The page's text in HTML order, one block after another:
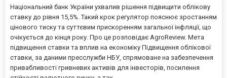
Національний банк України ухвалив рішення підвищити облікову
ставку до рівня 15,5%. Такий крок регулятор пояснює зростанням
цінового тиску та суттєвим прискоренням загальної інфляції, що
очікується до кінця року. Про це розповідає AgroReview. Мета
підвищення ставки та вплив на економіку Підвищення облікової
ставки, за даними пресслужби НБУ, спрямоване на забезпечення
привабливості гривневих активів для інвесторів, посилення